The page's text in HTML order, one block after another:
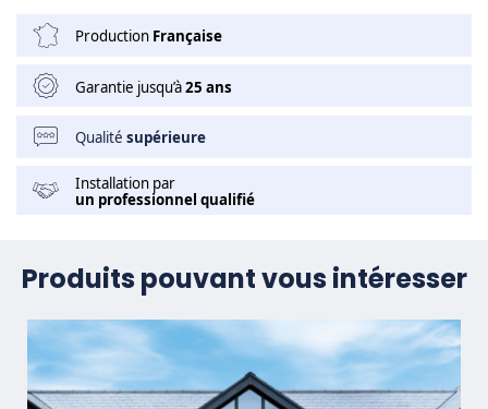
Production Française
Garantie jusqu’à25 ans
Qualité supérieure
Installation par
un professionnel qualifié
Produits pouvant vous intéresser